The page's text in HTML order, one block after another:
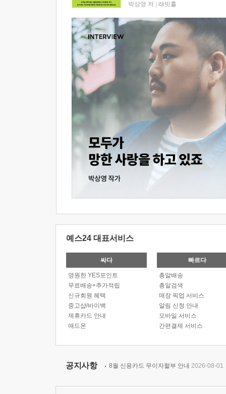
박상영 저 래빗홀
예스24 대표서비스
싸다
영원한 YES포인트
무료배송+추가적립
신규회원 혜택
중고샵/바이백
제휴카드 안내
애드온
빠르다
총알배송
총알검색
매장 픽업 서비스
알림 신청 안내
모바일 서비스
간편결제 서비스
공지사항 8월 신용카드 무이자할부 안내 2026-08-01